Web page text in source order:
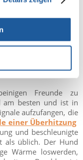
tödliche Gefahr für
bei einem
Freunde zu
am besten und ist in
aufzufangen, die
einer Überhitzung
und beschleunigte
als üblich. Der Hund
Wärme loswerden,